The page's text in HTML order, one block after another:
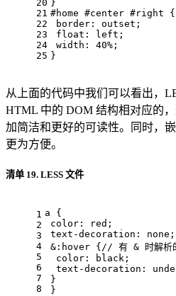
20
21
22
23
24
25
}
#home #center #right {
border : outset;
float : left;
width : 40% ;
}
从上面的代码中我们可以看出，
HTML 中的 DOM 结构相对应的
加简洁和更好的可读性。同时，
更为方便。
清单 19. LESS 文件
1
2
3
4
5
6
7
8
a {
color : red;
text-decoration : none;
& :hover { // 有 & 时解析的
color : black;
text-decoration :
}
}